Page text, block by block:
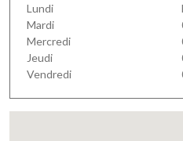
Lundi
Mardi
Mercredi
Jeudi
Vendredi